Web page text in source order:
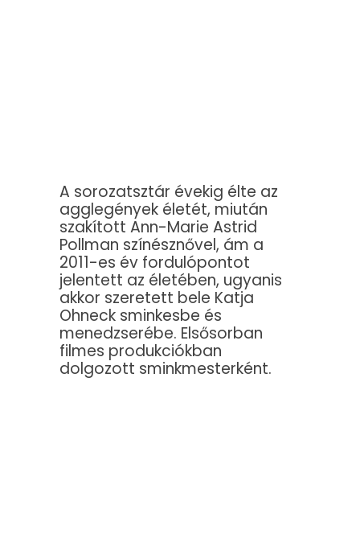
A sorozatsztár évekig élte az
agglegények életét, miután
szakított Ann-Marie Astrid
Pollman színésznővel, ám a
2011-es év fordulópontot
jelentett az életében, ugyanis
akkor szeretett bele Katja
Ohneck sminkesbe és
menedzserébe. Elsősorban
filmes produkciókban
dolgozott sminkmesterként.